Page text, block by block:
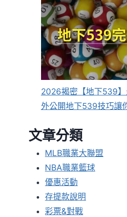
2026揭密【地下539
外公開地下539技巧讓
文章分類
MLB職業大聯盟
NBA職業籃球
優惠活動
存提款說明
彩票&對戰